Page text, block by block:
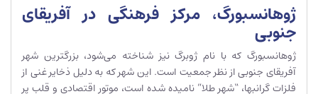
ژوهانسبورگ، مرکز فرهنگی در آفریقای
جنوبی
ژوهانسبورگ که با نام ژوبرگ نیز شناخته می‌شود، بزرگترین شهر
آفریقای جنوبی از نظر جمعیت است. این شهر که به دلیل ذخایر غنی از
فلزات گرانبها، “شهر طلا” نامیده شده است، موتور اقتصادی و قلب پر